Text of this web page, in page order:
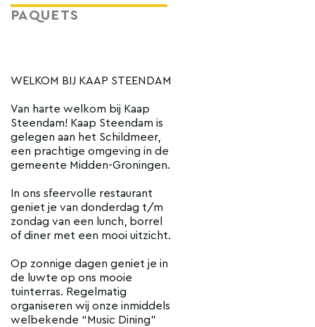
PAQUETS
WELKOM BIJ KAAP STEENDAM
Van harte welkom bij Kaap
Steendam! Kaap Steendam is
gelegen aan het Schildmeer,
een prachtige omgeving in de
gemeente Midden-Groningen.
In ons sfeervolle restaurant
geniet je van donderdag t/m
zondag van een lunch, borrel
of diner met een mooi uitzicht.
Op zonnige dagen geniet je in
de luwte op ons mooie
tuinterras. Regelmatig
organiseren wij onze inmiddels
welbekende “Music Dining”